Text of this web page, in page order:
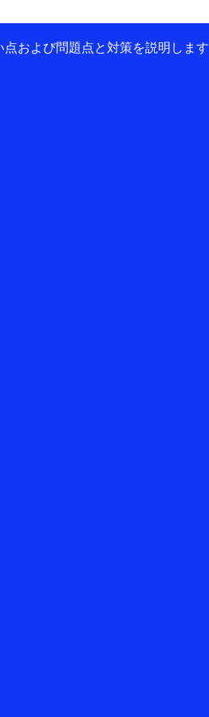
および問題点と対策を説明します